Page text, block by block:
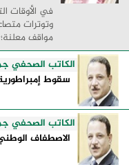
في الأوقات
وتوترات
مواقف
إدارتها
الكاتب الصحفي
سقوط إمبراطورية
الكاتب الصحفي
الاصطفاف